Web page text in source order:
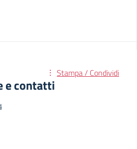
Stampa / Condividi
e contatti